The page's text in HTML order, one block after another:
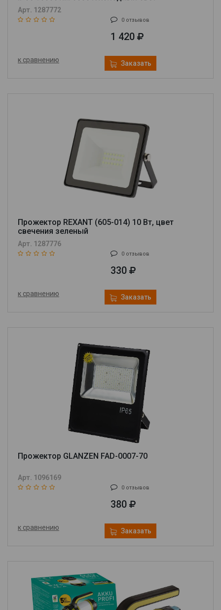
Арт. 1287772
0 отзывов
1 420
к сравнению Заказать
Прожектор REXANT (605-014) 10 Вт, цвет
свечения зеленый
Арт. 1287776
0 отзывов
330
к сравнению Заказать
Прожектор GLANZEN FAD-0007-70
Арт. 1096169
0 отзывов
380
к сравнению Заказать